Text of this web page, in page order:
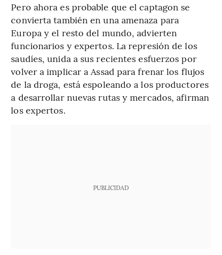
Pero ahora es probable que el captagon se
convierta también en una amenaza para
Europa y el resto del mundo, advierten
funcionarios y expertos. La represión de los
saudíes, unida a sus recientes esfuerzos por
volver a implicar a Assad para frenar los flujos
de la droga, está espoleando a los productores
a desarrollar nuevas rutas y mercados, afirman
los expertos.
PUBLICIDAD